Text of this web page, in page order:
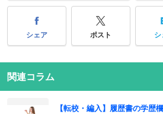
シェア ポスト シ
関連コラム
【転校・編入】履歴書の学歴